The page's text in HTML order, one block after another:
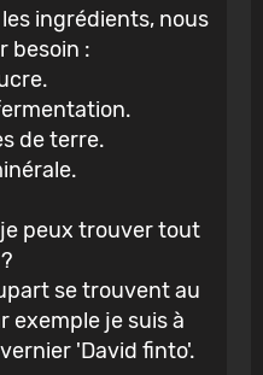
ingrédients, nous
besoin :
de terre.
peux trouver tout
se trouvent au
exemple je suis à
'David finto'.